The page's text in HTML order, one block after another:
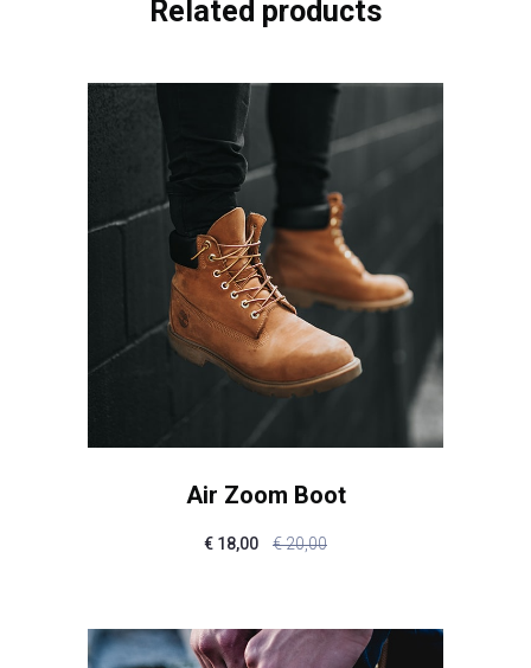
Related products
Air Zoom Boot
€20,00
€ 18,00